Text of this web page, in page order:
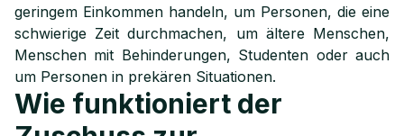
geringem Einkommen handeln, um Personen, die eine
schwierige Zeit durchmachen, um ältere Menschen,
Menschen mit Behinderungen, Studenten oder auch
um Personen in prekären Situationen.
Wie funktioniert der